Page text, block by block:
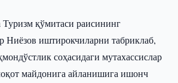
қўмитаси раисининг
Ниёзов иштирокчиларни табриклаб,
соҳасидаги мутахассислар
майдонига айланишига ишонч